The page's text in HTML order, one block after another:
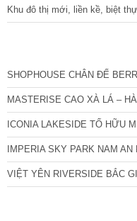
Khu đô thị mới, liền kề, biệt thự
SHOPHOUSE CHÂN ĐẾ
MASTERISE CAO XÀ LÁ –
ICONIA LAKESIDE TỐ HỮU
IMPERIA SKY PARK NAM AN
VIỆT YÊN RIVERSIDE BẮC